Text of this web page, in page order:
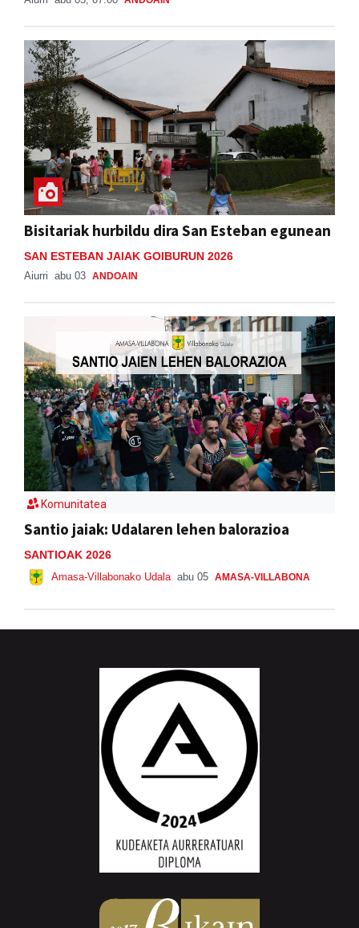
Bisitariak hurbildu dira San Esteban egunean
SAN ESTEBAN JAIAK GOIBURUN 2026
Aiurri abu 03 ANDOAIN
Komunitatea
Santio jaiak: Udalaren lehen balorazioa
SANTIOAK 2026
Amasa-Villabonako Udala abu 05 AMASA-VILLABONA